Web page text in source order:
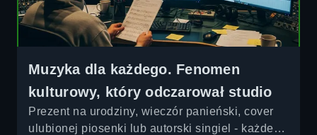
Muzyka dla każdego. Fenomen
kulturowy, który odczarował studio
Prezent na urodziny, wieczór panieński, cover
ulubionej piosenki lub autorski singiel - każdego